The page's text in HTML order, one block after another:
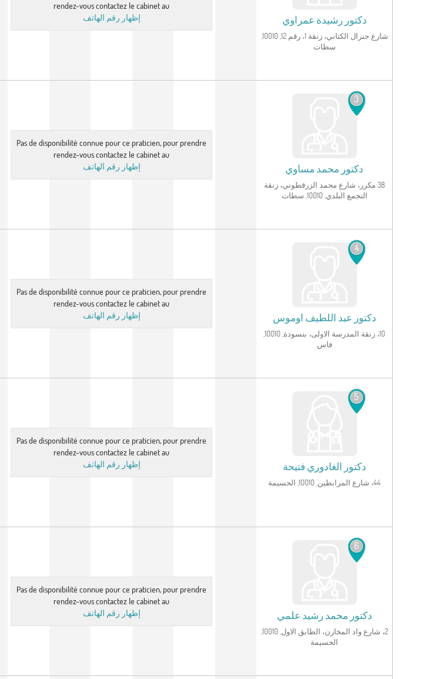
دكتوررشيدة عمراوي
سطات‎
rendez-vous contactez le cabinet au
إظهار رقم الهاتف
3
دكتور محمد مساوي
38 مكرر، شارع محمد الزرقطوني، زنقة
التجمع البلدي, 10010, سطات‎
Pas de disponibilité connue pour ce praticien, pour prendre
rendez-vous contactez le cabinet au
إظهار رقم الهاتف
4
دكتور عبد اللطيف اوموس
10، زنقة المدرسة الاولى، بنسودة, 10010,
فاس
Pas de disponibilité connue pour ce praticien, pour prendre
rendez-vous contactez le cabinet au
إظهار رقم الهاتف
5
دكتور الغادوري فتيحة
44، شارع المرابطين, 10010, الحسيمة
Pas de disponibilité connue pour ce praticien, pour prendre
rendez-vous contactez le cabinet au
إظهار رقم الهاتف
6
دكتور محمد رشيد علمي
الحسيمة
Pas de disponibilité connue pour ce praticien, pour prendre
rendez-vous contactez le cabinet au
إظهار رقم الهاتف